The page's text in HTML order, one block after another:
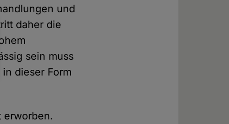
und
daher die
sein muss
dieser Form
erworben.